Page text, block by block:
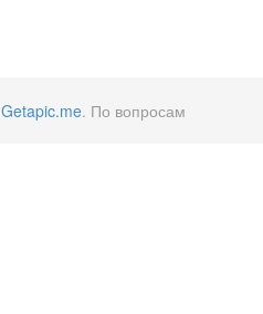
Getapic.me. По вопросам